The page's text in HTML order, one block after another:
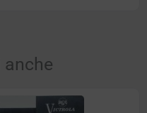
anche